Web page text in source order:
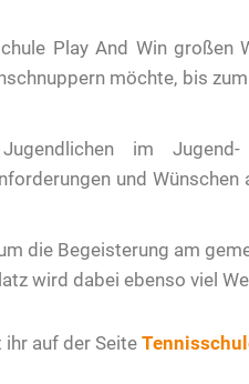
Play And Win
möchte, bis
im
und
die Begeisterung am
wird dabei ebenso viel
auf der Seite